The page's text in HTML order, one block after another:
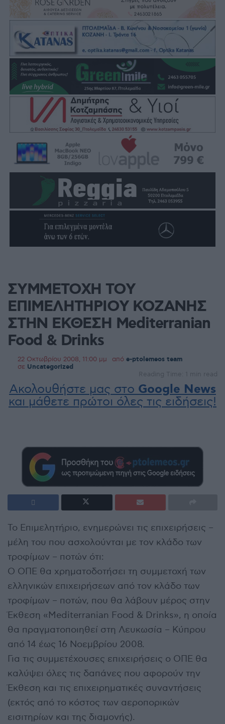
ΣΥΜΜΕΤΟΧΗ ΤΟΥ
ΕΠΙΜΕΛΗΤΗΡΙΟΥ ΚΟΖΑΝΗΣ
ΣΤΗΝ ΕΚΘΕΣΗ Mediterranian
Food & Drinks
22 Οκτωβρίου 2008, 11:00 μμ από e-ptolemeos team
σε Uncategorized
Reading Time: 1 min read
Ακολουθήστε μας στο Google News
και μάθετε πρώτοι όλες τις ειδήσεις!
Το Επιμελητήριο, ενημερώνει τις επιχειρήσεις –
μέλη του που ασχολούνται με τον κλάδο των
τροφίμων – ποτών ότι:
Ο ΟΠΕ θα χρηματοδοτήσει τη συμμετοχή των
ελληνικών επιχειρήσεων από τον κλάδο των
τροφίμων – ποτών, που θα λάβουν μέρος στην
Έκθεση «Mediterranian Food & Drinks», η οποία
θα πραγματοποιηθεί στη Λευκωσία – Κύπρου
από 14 έως 16 Νοεμβρίου 2008.
Για τις συμμετέχουσες επιχειρήσεις ο ΟΠΕ θα
καλύψει όλες τις δαπάνες που αφορούν την
Έκθεση και τις επιχειρηματικές συναντήσεις
(εκτός από το κόστος των αεροπορικών
εισιτηρίων και της διαμονής).